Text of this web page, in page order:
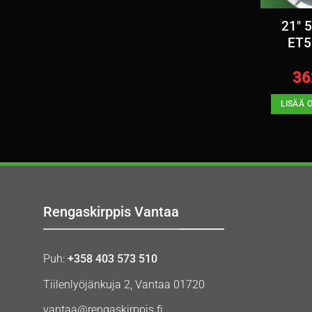
21″
LISÄÄ
Rengaskirppis Vantaa
Puh: +358 403 573 510
Tiilenlyöjänkuja 2, Vantaa 01720